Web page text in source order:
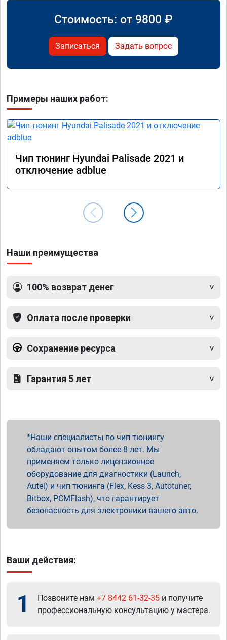
Стоимость: от 9800 ₽
Записаться Задать вопрос
Примеры наших работ:
Чип тюнинг Hyundai Palisade 2021 и
отключение adblue
Наши преимущества
100% возврат денег
Оплата после проверки
Сохранение ресурса
Гарантия 5 лет
Наши специалисты по чип тюнингу
обладают опытом более 8 лет. Мы
применяем только лицензионное
оборудование для диагностики (Launch,
Autel) и чип тюнинга (Flex, Kess 3, Autotuner,
Bitbox, PCMFlash), что гарантирует
безопасность для электроники вашего авто.
Ваши действия:
1 Позвоните нам +7 8442 61-32-35 и получите
профессиональную консультацию у мастера.